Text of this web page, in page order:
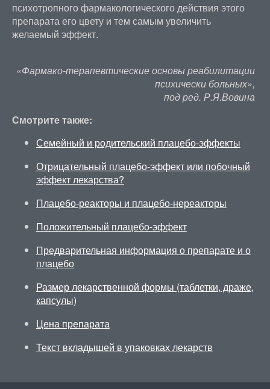
психотропного фармакологического действия этого
препарата его цвету и тем самым увеличить
желаемый эффект.
«Фармако-терапевтические основы реабилитации
психически больных»,
под ред. Р.Я.Вовина
Смотрите также:
Семейный и родительский плацебо-эффекты
Отрицательный плацебо-эффект или побочный
эффект лекарства?
Плацебо-реакторы и плацебо-нереакторы
Положительный плацебо-эффект
Предварительная информация о препарате и о
плацебо
Размер лекарственной формы (таблетки, драже,
капсулы)
Цена препарата
Текст вкладышей в упаковках лекарств